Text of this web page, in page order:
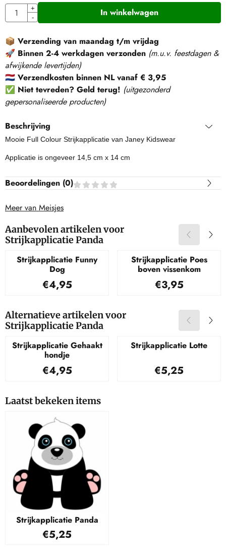
Aantal
+
-
In winkelwagen
📦 Verzending van maandag t/m vrijdag
🚀 Binnen 2-4 werkdagen verzonden (m.u.v. feestdagen &
afwijkende levertijden)
🇳🇱 Verzendkosten binnen NL vanaf € 3,95
✅ Niet tevreden? Geld terug! (uitgezonderd
gepersonaliseerde producten)
Beschrijving
Mooie Full Colour Strijkapplicatie van Janey Kidswear
Applicatie is ongeveer 14,5 cm x 14 cm
Beoordelingen (0)
Meer van Meisjes
Aanbevolen artikelen voor
Strijkapplicatie Panda
Strijkapplicatie Funny
Dog
Prijs: 4,95
€4,95
Strijkapplicatie Poes
boven vissenkom
Prijs: 3,95
€3,95
Alternatieve artikelen voor
Strijkapplicatie Panda
Strijkapplicatie Gehaakt
hondje
Prijs: 4,95
€4,95
Strijkapplicatie Lotte
Prijs: 5,25
€5,25
Laatst bekeken items
Strijkapplicatie Panda
€5,25